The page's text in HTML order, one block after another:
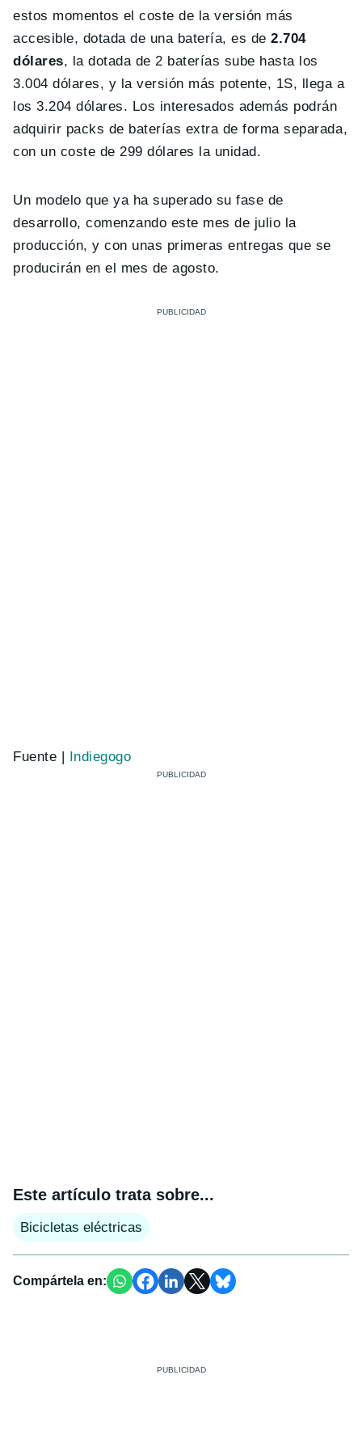
estos momentos el coste de la versión más
accesible, dotada de una batería, es de 2.704
dólares, la dotada de 2 baterías sube hasta los
3.004 dólares, y la versión más potente, 1S, llega a
los 3.204 dólares. Los interesados además podrán
adquirir packs de baterías extra de forma separada,
con un coste de 299 dólares la unidad.
Un modelo que ya ha superado su fase de
desarrollo, comenzando este mes de julio la
producción, y con unas primeras entregas que se
producirán en el mes de agosto.
Fuente | Indiegogo
Este artículo trata sobre...
Bicicletas eléctricas
Compártela en: